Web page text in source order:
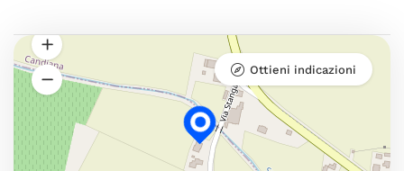
Ottieni indicazioni